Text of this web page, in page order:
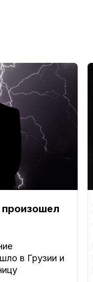
произошел
в Грузии и